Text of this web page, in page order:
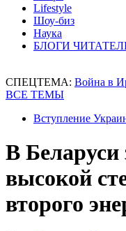
Lifestyle
Шоу-биз
Наука
БЛОГИ
СПЕЦТЕМА: Война в
ВСЕ ТЕМЫ
Вступление
В Беларуси
высокой
второго